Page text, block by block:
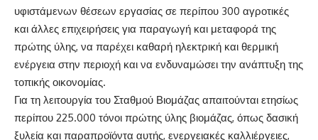
υφιστάμενων θέσεων εργασίας σε περίπου 300 αγροτικές
και άλλες επιχειρήσεις για παραγωγή και μεταφορά της
πρώτης ύλης, να παρέχει καθαρή ηλεκτρική και θερμική
ενέργεια στην περιοχή και να ενδυναμώσει την ανάπτυξη της
τοπικής οικονομίας.
Για τη λειτουργία του Σταθμού Βιομάζας απαιτούνται ετησίως
περίπου 225.000 τόνοι πρώτης ύλης βιομάζας, όπως δασική
ξυλεία και παραπροϊόντα αυτής, ενεργειακές καλλιέργειες,